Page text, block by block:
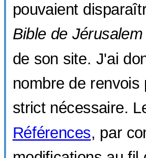
pouvaient
Bible de Jérusalem
de son site. J'ai
nombre de
strict nécessaire.
Références, par